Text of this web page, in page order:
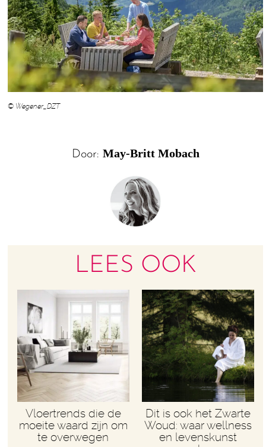
© Wegener_DZT
Door: May-Britt Mobach
LEES OOK
Vloertrends die de
moeite waard zijn om
te overwegen
Dit is ook het Zwarte
Woud: waar wellness
en levenskunst